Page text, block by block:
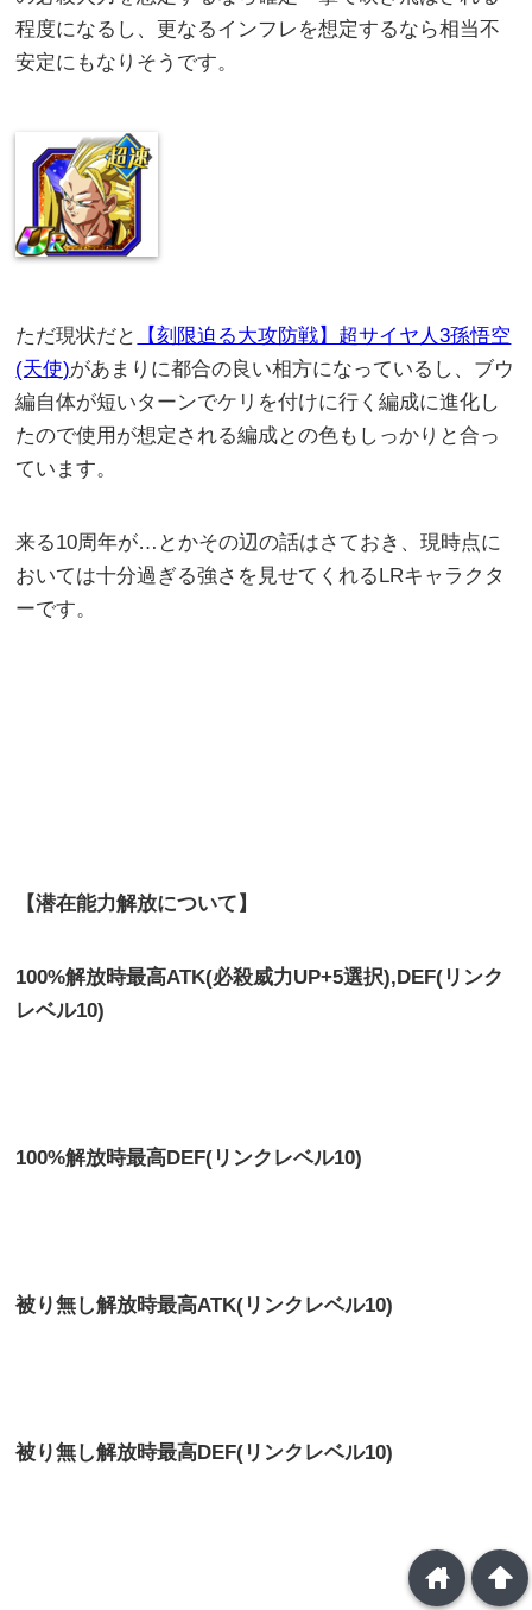
程度になるし、更なるインフレを想定するなら相当不
安定にもなりそうです。
ただ現状だと
【刻限迫る大攻防戦】超サイヤ人3孫悟空
(天使)があまりに都合の良い相方になっているし、ブウ
編自体が短いターンでケリを付けに行く編成に進化し
たので使用が想定される編成との色もしっかりと合っ
ています。
来る10周年が…とかその辺の話はさておき、現時点に
おいては十分過ぎる強さを見せてくれるLRキャラクタ
ーです。
【潜在能力解放について】
100%解放時最高ATK(必殺威力UP+5選択),DEF(リンク
レベル10)
100%解放時最高DEF(リンクレベル10)
被り無し解放時最高ATK(リンクレベル10)
被り無し解放時最高DEF(リンクレベル10)
arrowup
home